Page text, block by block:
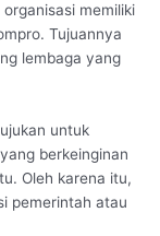
memiliki
Tujuannya
lembaga yang
untuk
berkeinginan
Oleh karena itu,
pemerintah atau